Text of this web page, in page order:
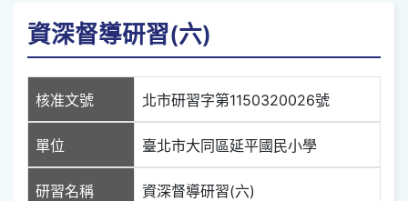
資深督導研習(六)
核准文號 北市研習字第1150320026號
單位 臺北市大同區延平國民小學
研習名稱 資深督導研習(六)